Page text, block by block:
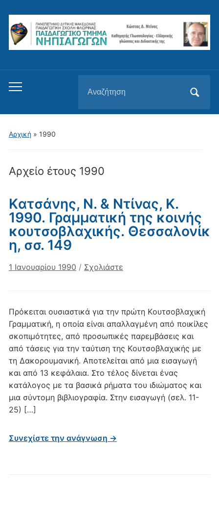
Εναλλαγή
μενού
για
για:
Αρχική» 1990
Αρχείο έτους 1990
Kατσάνης, Ν. & Ντίνας, Κ.
1990. Γραμματική της κοινής
κουτσοβλαχικής. Θεσσαλονίκ
η, σσ. 149
1 Ιανουαρίου 1990 / Σχολιάστε
Πρόκειται ουσιαστικά για την πρώτη Kουτσοβλαχική
Γραμματική, η οποία είναι απαλλαγμένη από ποικίλες
σκοπιμότητες, από προσωπικές παρεμβάσεις και
από τάσεις για την ταύτιση της Kουτσοβλαχικής με
τη Δακορουμανική. Aποτελείται από μια εισαγωγή
και από 13 κεφάλαια. Στο τέλος δίνεται ένας
κατάλογος με τα βασικά ρήματα του ιδιώματος και
μια σύντομη βιβλιογραφία. Στην εισαγωγή (σελ. 11-
25) […]
Συνεχίστε την ανάγνωση →